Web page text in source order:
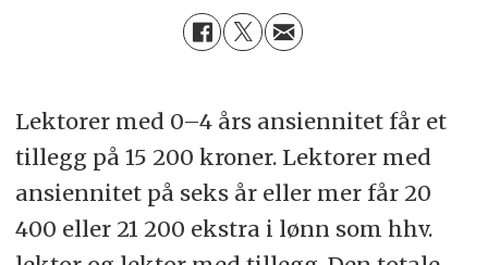
Lektorer med 0–4 års ansiennitet får et
tillegg på 15 200 kroner. Lektorer med
ansiennitet på seks år eller mer får 20
400 eller 21 200 ekstra i lønn som hhv.